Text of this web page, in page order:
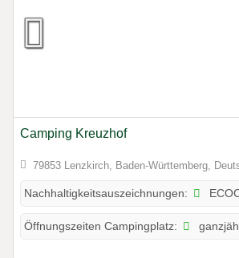
Camping Kreuzhof
79853 Lenzkirch, Baden-Württemberg,
Nachhaltigkeitsauszeichnungen:
Öffnungszeiten Campingplatz: